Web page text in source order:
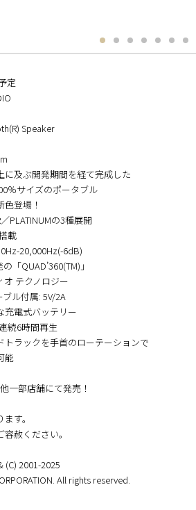
定
Speaker
及ぶ開発期間を経て完成した
％サイズのポータブル
登場！
PLATINUMの3種展開
載
20,000Hz(-6dB)
「QUAD’360(TM)」
テクノロジー
ル付属: 5V/2A
電式バッテリー
続6時間再生
ラックを手首のローテーションで
能
一部店舗にて発売！
す。
赦ください。
(C) 2001-2025
All rights reserved.